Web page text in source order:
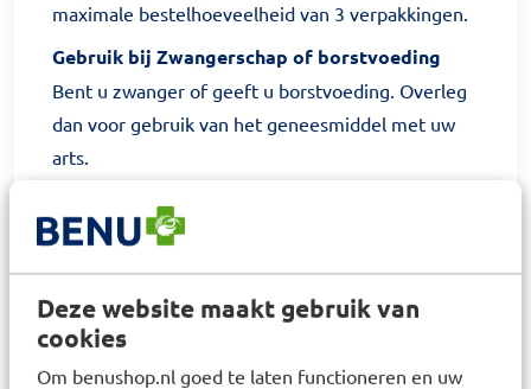
Deze website maakt gebruik van
cookies
Om benushop.nl goed te laten functioneren en uw
maximale bestelhoeveelheid van 3 verpakkingen.
Gebruik bij Zwangerschap of borstvoeding
Bent u zwanger of geeft u borstvoeding. Overleg
dan voor gebruik van het geneesmiddel met uw
arts.
Raadplegen huisarts
Raadpleeg uw huisarts als u langer dan twee
weken klachten heeft of als de klachten erger
worden. Op benuapotheek.nl vind u betrouwbare
informatie over klachten, ziektes en
geneesmiddelen.